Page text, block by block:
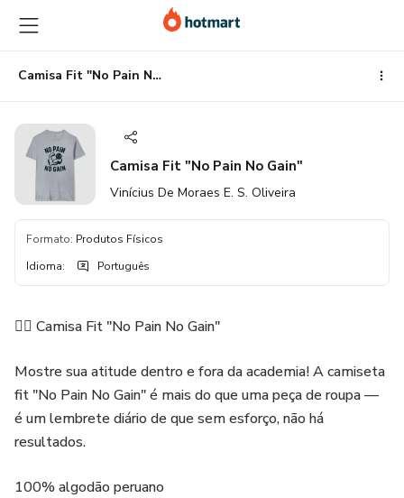
para
o
conteúdo
principal
para
o
pagamento
para
o
rodapé
Camisa Fit "No Pain No Gain"
Camisa Fit "No Pain No Gain"
Vinícius De Moraes E. S. Oliveira
Formato: Produtos Físicos
Idioma: Português
🏋️‍♂️ Camisa Fit "No Pain No Gain"
Mostre sua atitude dentro e fora da academia! A camiseta
fit "No Pain No Gain" é mais do que uma peça de roupa —
é um lembrete diário de que sem esforço, não há
resultados.
100% algodão peruano